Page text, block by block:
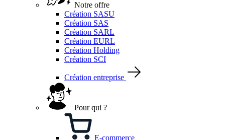
Notre offre
Création SASU
Création SAS
Création SARL
Création EURL
Création Holding
Création SCI
Création entreprise
Pour qui ?
E-commerce